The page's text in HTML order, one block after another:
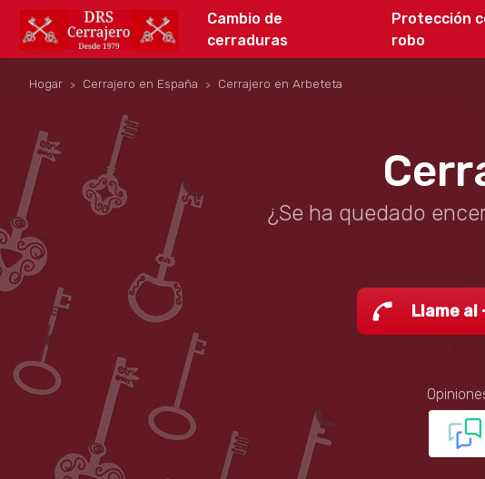
Cambio de
cerraduras
Protección
robo
Hogar Cerrajero en España Cerrajero en Arbeteta
¿Se ha quedado
Llame